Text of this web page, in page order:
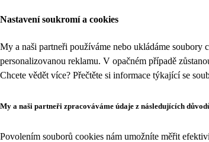
Nastavení soukromí a cookies
My a naši partneři používáme nebo ukládáme
personalizovanou reklamu. V opačném případě
Chcete vědět více? Přečtěte si informace týkající se
My a naši partneři zpracováváme údaje z následujících
Povolením souborů cookies nám umožníte měřit